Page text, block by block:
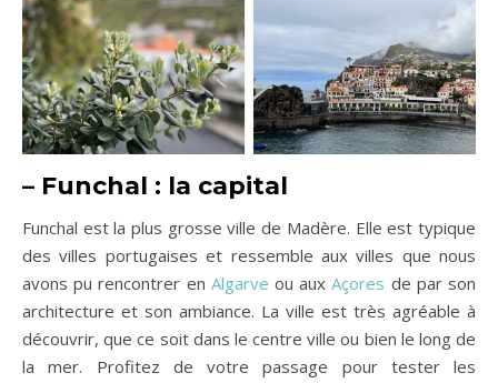
– Funchal : la capital
Funchal est la plus grosse ville de Madère. Elle est typique
des villes portugaises et ressemble aux villes que nous
avons pu rencontrer en Algarve ou auxAçores de par son
architecture et son ambiance. La ville est très agréable à
découvrir, que ce soit dans le centre ville ou bien le long de
la mer. Profitez de votre passage pour tester les